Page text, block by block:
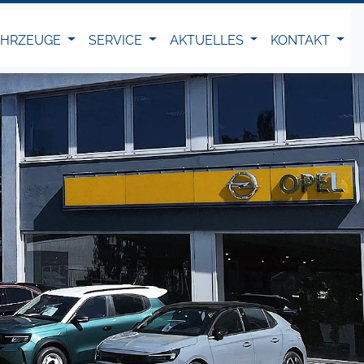
SERVICE AKTUELLES KONTAKT